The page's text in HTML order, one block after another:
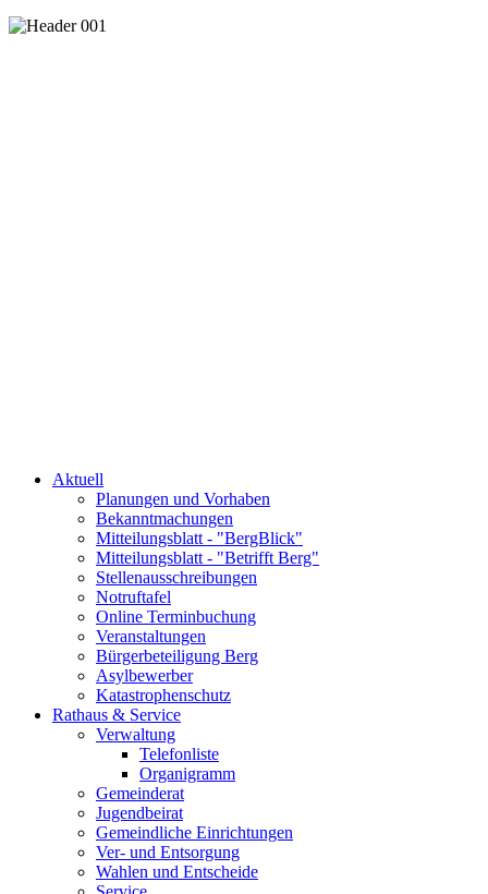
Aktuell
Planungen und Vorhaben
Bekanntmachungen
Mitteilungsblatt - "BergBlick"
Mitteilungsblatt - "Betrifft Berg"
Stellenausschreibungen
Notruftafel
Online Terminbuchung
Veranstaltungen
Bürgerbeteiligung Berg
Asylbewerber
Katastrophenschutz
Rathaus & Service
Verwaltung
Telefonliste
Organigramm
Gemeinderat
Jugendbeirat
Gemeindliche Einrichtungen
Ver- und Entsorgung
Wahlen und Entscheide